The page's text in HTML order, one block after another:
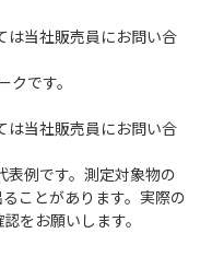
は当社販売員にお問い合
です。
は当社販売員にお問い合
表例です。測定対象物の
ことがあります。実際の
をお願いします。